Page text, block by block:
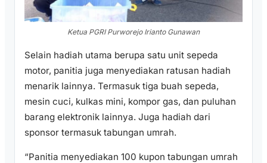
Ketua PGRI Purworejo Irianto Gunawan
Selain hadiah utama berupa satu unit sepeda
motor, panitia juga menyediakan ratusan hadiah
menarik lainnya. Termasuk tiga buah sepeda,
mesin cuci, kulkas mini, kompor gas, dan puluhan
barang elektronik lainnya. Juga hadiah dari
sponsor termasuk tabungan umrah.
“Panitia menyediakan 100 kupon tabungan umrah